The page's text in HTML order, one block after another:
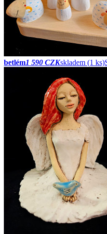
betlém1 590 CZKskladem (1 ks)